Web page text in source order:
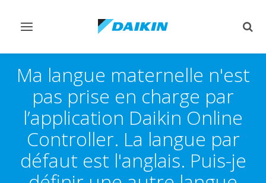
Afficher/masquer
Ma langue maternelle n'est
pas prise en charge par
l’application Daikin Online
Controller. La langue par
défaut est l'anglais. Puis-je